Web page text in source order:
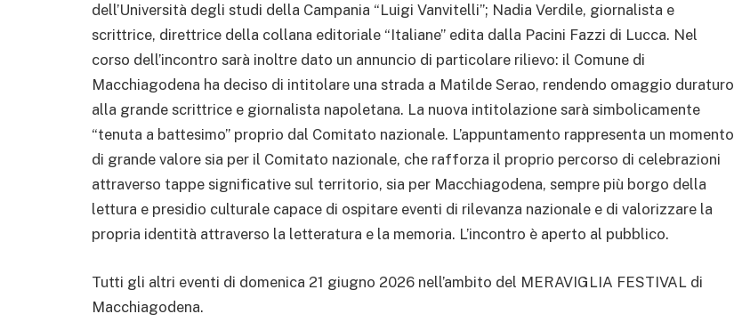
dell’Università degli studi della Campania “Luigi Vanvitelli”; Nadia Verdile, giornalista e
scrittrice, direttrice della collana editoriale “Italiane” edita dalla Pacini Fazzi di Lucca. Nel
corso dell’incontro sarà inoltre dato un annuncio di particolare rilievo: il Comune di
Macchiagodena ha deciso di intitolare una strada a Matilde Serao, rendendo omaggio duraturo
alla grande scrittrice e giornalista napoletana. La nuova intitolazione sarà simbolicamente
“tenuta a battesimo” proprio dal Comitato nazionale. L’appuntamento rappresenta un momento
di grande valore sia per il Comitato nazionale, che rafforza il proprio percorso di celebrazioni
attraverso tappe significative sul territorio, sia per Macchiagodena, sempre più borgo della
lettura e presidio culturale capace di ospitare eventi di rilevanza nazionale e di valorizzare la
propria identità attraverso la letteratura e la memoria. L’incontro è aperto al pubblico.
Tutti gli altri eventi di domenica 21 giugno 2026 nell’ambito del MERAVIGLIA FESTIVAL di
Macchiagodena.